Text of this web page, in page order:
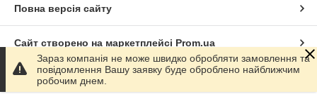
Повна версія сайту
Сайт створено на маркетплейсі Prom.ua
Політика конфіденційності
Зараз компанія не може швидко обробляти замовлення та
повідомлення Вашу заявку буде оброблено найближчим
робочим днем.